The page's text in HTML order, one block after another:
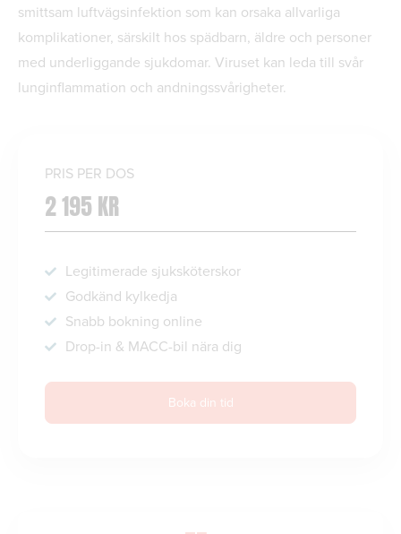
smittsam luftvägsinfektion som kan orsaka allvarliga
komplikationer, särskilt hos spädbarn, äldre och personer
med underliggande sjukdomar. Viruset kan leda till svår
lunginflammation och andningssvårigheter.
PRIS PER DOS
2 195 KR
Legitimerade sjuksköterskor
Godkänd kylkedja
Snabb bokning online
Drop-in & MACC-bil nära dig
Boka din tid